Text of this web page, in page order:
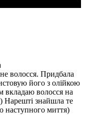
волосся. Придбала
його з олійкою
вкладаю волосся на
Нарешті знайшла те
наступного миття)